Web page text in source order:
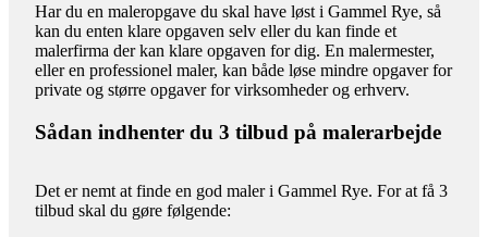
Har du en maleropgave du skal have løst i Gammel Rye, så
kan du enten klare opgaven selv eller du kan finde et
malerfirma der kan klare opgaven for dig. En malermester,
eller en professionel maler, kan både løse mindre opgaver for
private og større opgaver for virksomheder og erhverv.
Sådan indhenter du 3 tilbud på malerarbejde
Det er nemt at finde en god maler i Gammel Rye. For at få 3
tilbud skal du gøre følgende: